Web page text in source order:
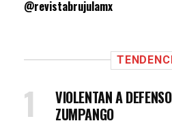
@revistabrujulamx
VIOLENTAN A
ZUMPANGO